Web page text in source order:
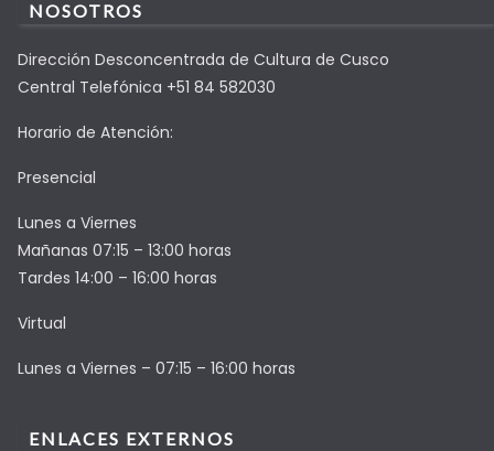
NOSOTROS
Dirección Desconcentrada de Cultura de Cusco
Central Telefónica +51 84 582030
Horario de Atención:
Presencial
Lunes a Viernes
Mañanas 07:15 – 13:00 horas
Tardes 14:00 – 16:00 horas
Virtual
Lunes a Viernes – 07:15 – 16:00 horas
ENLACES EXTERNOS